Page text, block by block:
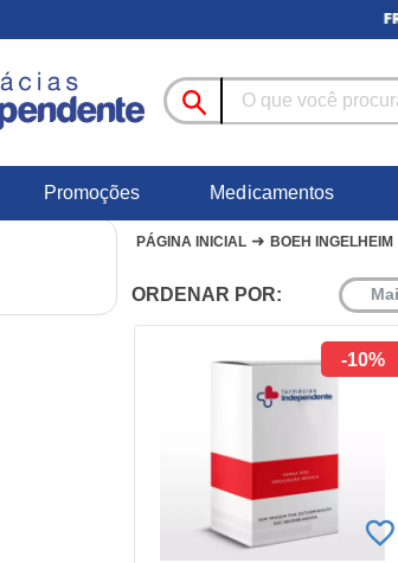
Promoções Medicamentos
PÁGINA INICIAL ➜ BOEH INGELHEIM
ORDENAR POR:
-10%